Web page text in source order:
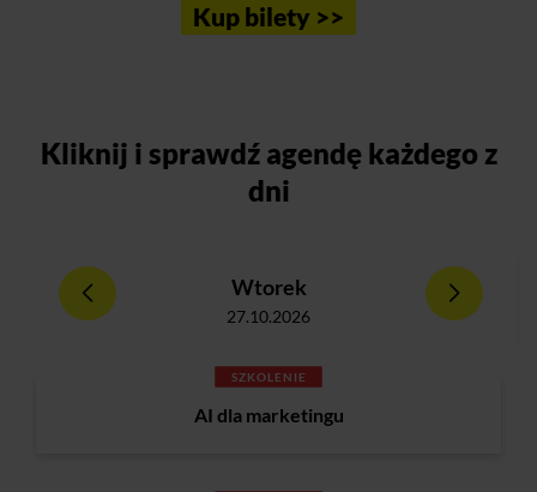
Kup bilety >>
Kliknij i sprawdź agendę każdego z
dni
Wtorek
27.10.2026
SZKOLENIE
AI dla marketingu